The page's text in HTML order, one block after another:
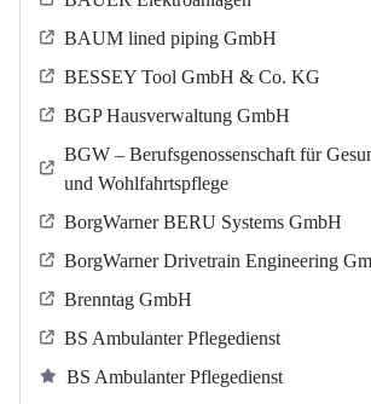
BAUM lined piping GmbH
BESSEY Tool GmbH & Co. KG
BGP Hausverwaltung GmbH
BGW – Berufsgenossenschaft für
und Wohlfahrtspflege
BorgWarner BERU Systems GmbH
BorgWarner Drivetrain Engineering
Brenntag GmbH
BS Ambulanter Pflegedienst
BS Ambulanter Pflegedienst